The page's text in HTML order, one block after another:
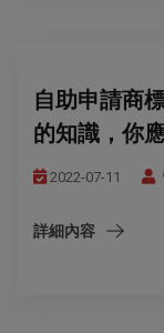
自助申請商
的知識，你
2022-07-11
詳細內容